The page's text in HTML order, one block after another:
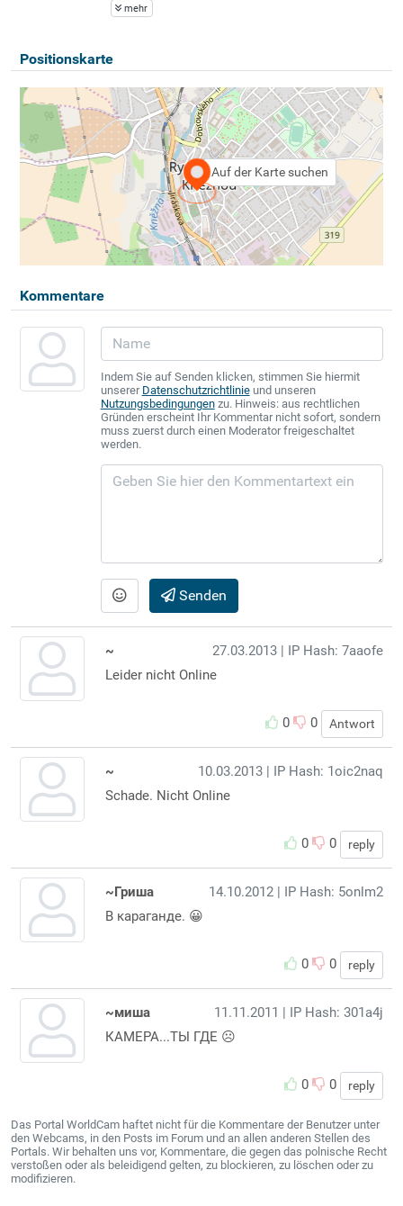
mehr
Positionskarte
Auf der Karte suchen
Kommentare
Indem Sie auf Senden klicken, stimmen Sie hiermit
unserer Datenschutzrichtlinieund unseren
Nutzungsbedingungenzu. Hinweis: aus rechtlichen
Gründen erscheint Ihr Kommentar nicht sofort, sondern
muss zuerst durch einen Moderator freigeschaltet
werden.
Senden
27.03.2013 | IP Hash: 7aaofe
~
Leider nicht Online
0 0 Antwort
10.03.2013 | IP Hash: 1oic2naq
~
Schade. Nicht Online
0 0 reply
14.10.2012 | IP Hash: 5onlm2
~Гриша
В караганде. 😀
0 0 reply
11.11.2011 | IP Hash: 301a4j
~миша
КАМЕРА...ТЫ ГДЕ ☹️
0 0 reply
Das Portal WorldCam haftet nicht für die Kommentare der Benutzer unter
den Webcams, in den Posts im Forum und an allen anderen Stellen des
Portals. Wir behalten uns vor, Kommentare, die gegen das polnische Recht
verstoßen oder als beleidigend gelten, zu blockieren, zu löschen oder zu
modifizieren.